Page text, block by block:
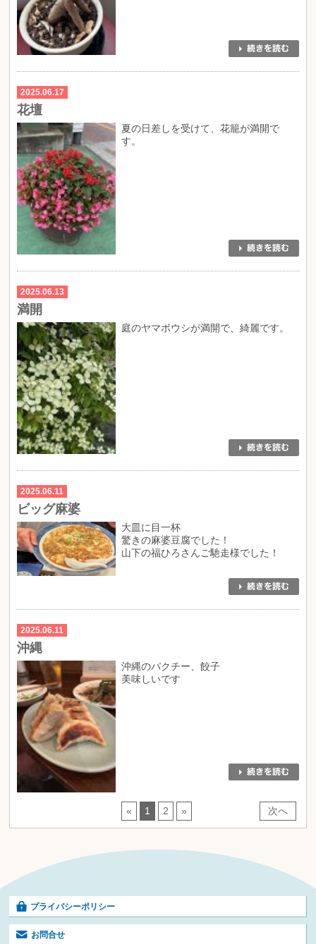
2025.06.17
花壇
夏の日差しを受けて、花籠が満開で
す。
2025.06.13
満開
庭のヤマボウシが満開で、綺麗です。
2025.06.11
ビッグ麻婆
大皿に目一杯
驚きの麻婆豆腐でした！
山下の福ひろさんご馳走様でした！
2025.06.11
沖縄
沖縄のパクチー、餃子
美味しいです
« 1 2 » 次へ
プライバシーポリシー
お問合せ